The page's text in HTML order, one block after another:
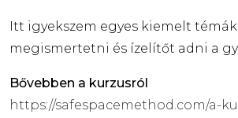
Itt igyekszem egyes kiemelt
megismertetni és ízelítőt adni a
Bővebben a kurzusról
https://safespacemethod.com/a-